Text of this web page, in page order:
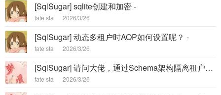
[SqlSugar] sqlite创建和加密 -
fate sta 2026/3/26
[SqlSugar] 动态多租户时AOP如何设置呢？ -
fate sta 2026/3/26
[SqlSugar] 请问大佬，通过Schema架构隔离租户数据能共用进程池么？ -
fate sta 2026/3/26